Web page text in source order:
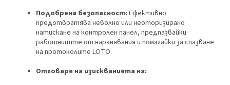
Подобрена безопасност: Ефективно
предотвратява неволно или неоторизирано
натискане на контролен панел, предпазвайки
работниците от наранявания и помагайки за спазване
на протоколите LOTO.
Отговаря на изискванията на: